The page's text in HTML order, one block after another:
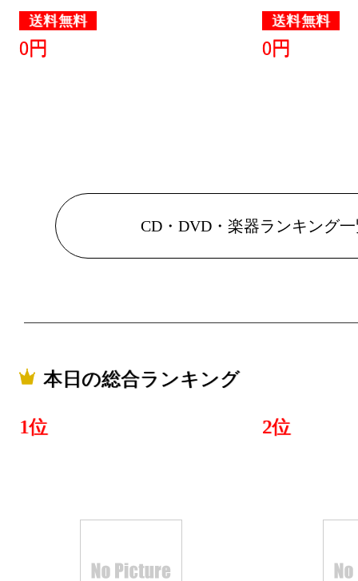
送料無料
0円
送料無料
0円
CD・DVD・楽器ランキング
本日の総合ランキング
1位 2位